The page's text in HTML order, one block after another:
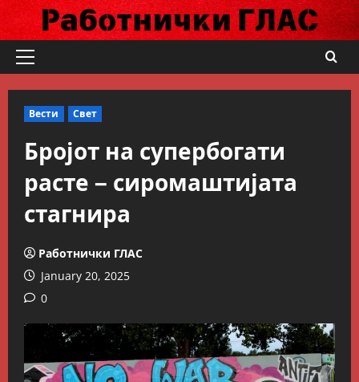
Skip
content
Primary
Вести Свет
Бројот на супербогати
расте – сиромаштијата
стагнира
Работнички ГЛАС
January 20, 2025
0